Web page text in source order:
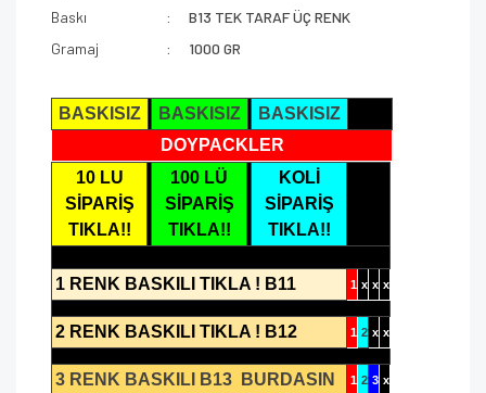
Baskı
B13 TEK TARAF ÜÇ RENK
Gramaj
1000 GR
BASKISIZ BASKISIZ
BASKISIZ
DOYPACKLER
10 LU
SİPARİŞ
TIKLA!!
100 LÜ
SİPARİŞ
TIKLA!!
KOLİ
SİPARİŞ
TIKLA!!
1 RENK BASKILI TIKLA ! B11 1 x x x
2 RENK BASKILI TIKLA ! B12 1 2 x x
3 RENK BASKILI B13 BURDASIN 1 2 3 x